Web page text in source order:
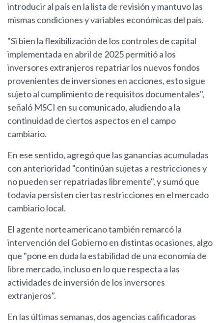
introducir al país en la lista de revisión y mantuvo las
mismas condiciones y variables económicas del país.
"Si bien la flexibilización de los controles de capital
implementada en abril de 2025 permitió a los
inversores extranjeros repatriar los nuevos fondos
provenientes de inversiones en acciones, esto sigue
sujeto al cumplimiento de requisitos documentales",
señaló MSCI en su comunicado, aludiendo a la
continuidad de ciertos aspectos en el campo
cambiario.
En ese sentido, agregó que las ganancias acumuladas
con anterioridad "continúan sujetas a restricciones y
no pueden ser repatriadas libremente", y sumó que
todavía persisten ciertas restricciones en el mercado
cambiario local.
El agente norteamericano también remarcó la
intervención del Gobierno en distintas ocasiones, algo
que "pone en duda la estabilidad de una economía de
libre mercado, incluso en lo que respecta a las
actividades de inversión de los inversores
extranjeros".
En las últimas semanas, dos agencias calificadoras